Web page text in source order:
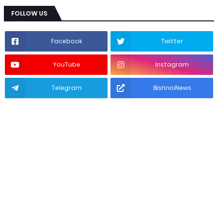
FOLLOW US
Facebook Twitter
YouTube Instagram
Telegram BishnoiNews